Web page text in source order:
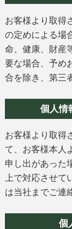
お客様より取得
の定めによる場
命、健康、財産
要な場合、予め
合を除き、第三
個人情
お客様より取得
て、お客様本人
申し出があった
上で対応させ
は当社までご連
個